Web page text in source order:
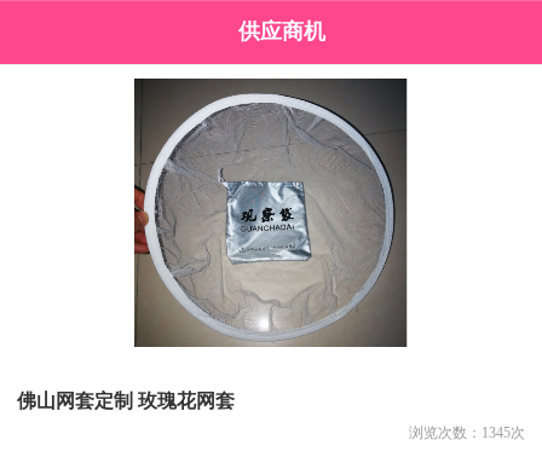
供应商机
佛山网套定制 玫瑰花网套
浏览次数： 1345次